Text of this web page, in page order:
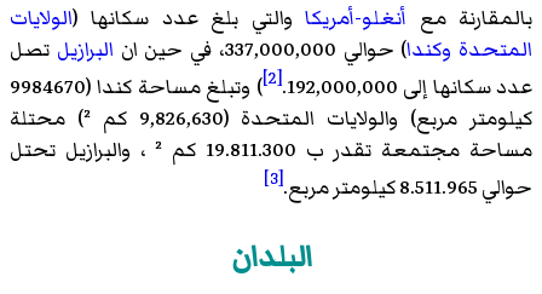
بالمقارنة مع أنغلو-أمريكاوالتي بلغ عدد سكانها (الولايات
المتحدة وكندا) حوالي 337,000,000، في حين ان البرازيل تصل
عدد سكانها إلى 192,000,000.
[2]
) وتبلغ مساحة كندا (9984670
كيلومتر مربع) والولايات المتحدة (9,826,630 كم ²) محتلة
مساحة مجتمعة تقدر ب 19.811.300 كم ² ، والبرازيل تحتل
حوالي 8.511.965 كيلومتر مربع.
[3]
البلدان